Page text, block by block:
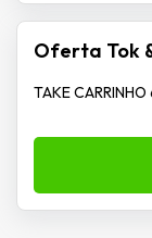
Oferta Tok
TAKE